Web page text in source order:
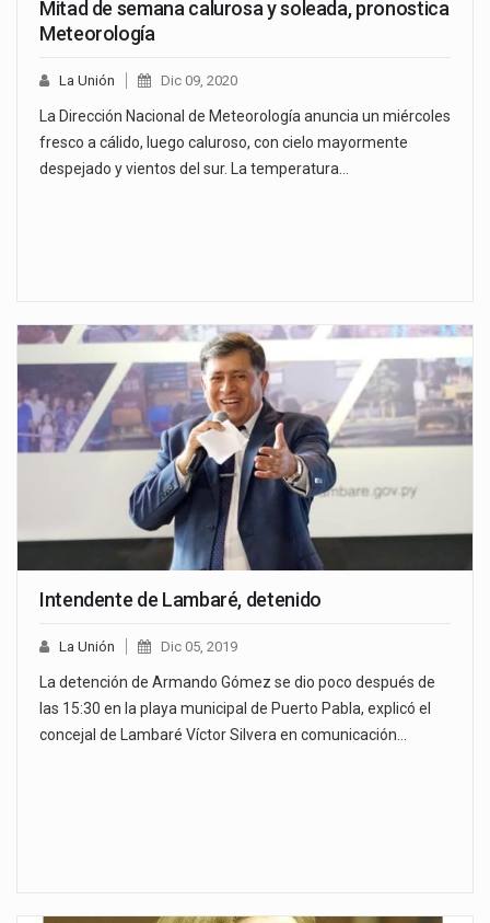
Mitad de semana calurosa y soleada, pronostica
Meteorología
La Unión Dic 09, 2020
La Dirección Nacional de Meteorología anuncia un miércoles
fresco a cálido, luego caluroso, con cielo mayormente
despejado y vientos del sur. La temperatura…
Intendente de Lambaré, detenido
La Unión Dic 05, 2019
La detención de Armando Gómez se dio poco después de
las 15:30 en la playa municipal de Puerto Pabla, explicó el
concejal de Lambaré Víctor Silvera en comunicación…